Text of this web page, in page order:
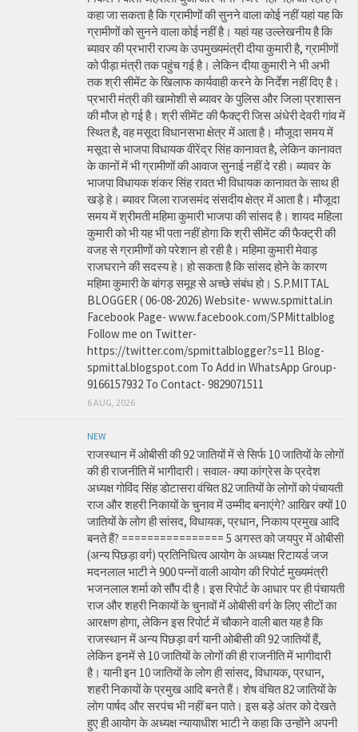
कहा जा सकता है कि ग्रामीणों की सुनने वाला कोई नहीं यहां यह कि
ग्रामीणों को सुनने वाला कोई नहीं है। यहां यह उल्लेखनीय है कि
ब्यावर की प्रभारी राज्य के उपमुख्यमंत्री दीया कुमारी है, ग्रामीणों
को पीड़ा मंत्री तक पहुंच गई है। लेकिन दीया कुमारी ने भी अभी
तक श्री सीमेंट के खिलाफ कार्यवाही करने के निर्देश नहीं दिए है।
प्रभारी मंत्री की खामोशी से ब्यावर के पुलिस और जिला प्रशासन
की मौज हो गई है। श्री सीमेंट की फैक्ट्री जिस अंधेरी देवरी गांव में
स्थित है, वह मसूदा विधानसभा क्षेत्र में आता है। मौजूदा समय में
मसूदा से भाजपा विधायक वीरेंद्र सिंह कानावत है, लेकिन कानावत
के कानों में भी ग्रामीणों की आवाज सुनाई नहीं दे रही। ब्यावर के
भाजपा विधायक शंकर सिंह रावत भी विधायक कानावत के साथ ही
खड़े हे। ब्यावर जिला राजसमंद संसदीय क्षेत्र में आता है। मौजूदा
समय में श्रीमती महिमा कुमारी भाजपा की सांसद है। शायद महिला
कुमारी को भी यह भी पता नहीं होगा कि श्री सीमेंट की फैक्ट्री की
वजह से ग्रामीणों को परेशान हो रही है। महिमा कुमारी मेवाड़
राजघराने की सदस्य हे। हो सकता है कि सांसद होने के कारण
महिमा कुमारी के बांगड़ समूह से अच्छे संबंध हो। S.P.MITTAL
BLOGGER ( 06-08-2026) Website- www.spmittal.in
Facebook Page- www.facebook.com/SPMittalblog
Follow me on Twitter-
https://twitter.com/spmittalblogger?s=11 Blog-
spmittal.blogspot.com To Add in WhatsApp Group-
9166157932 To Contact- 9829071511
6 AUG, 2026
NEW
राजस्थान में ओबीसी की 92 जातियों में से सिर्फ 10 जातियों के लोगों
की ही राजनीति में भागीदारी। सवाल- क्या कांग्रेस के प्रदेश
अध्यक्ष गोविंद सिंह डोटासरा वंचित 82 जातियों के लोगों को पंचायती
राज और शहरी निकायों के चुनाव में उम्मीद बनाएंगे? आखिर क्यों 10
जातियों के लोग ही सांसद, विधायक, प्रधान, निकाय प्रमुख आदि
बनते हैं? ================ 5 अगस्त को जयपुर में ओबीसी
(अन्य पिछड़ा वर्ग) प्रतिनिधित्व आयोग के अध्यक्ष रिटायर्ड जज
मदनलाल भाटी ने 900 पन्नों वाली आयोग की रिपोर्ट मुख्यमंत्री
भजनलाल शर्मा को सौंप दी है। इस रिपोर्ट के आधार पर ही पंचायती
राज और शहरी निकायों के चुनावों में ओबीसी वर्ग के लिए सीटों का
आरक्षण होगा, लेकिन इस रिपोर्ट में चौकाने वाली बात यह है कि
राजस्थान में अन्य पिछड़ा वर्ग यानी ओबीसी की 92 जातियों हैं,
लेकिन इनमें से 10 जातियों के लोगों की ही राजनीति में भागीदारी
है। यानी इन 10 जातियों के लोग ही सांसद, विधायक, प्रधान,
शहरी निकायों के प्रमुख आदि बनते हैं। शेष वंचित 82 जातियों के
लोग पार्षद और सरपंच भी नहीं बन पाते। इस बड़े अंतर को देखते
हुए ही आयोग के अध्यक्ष न्यायाधीश भाटी ने कहा कि उन्होंने अपनी